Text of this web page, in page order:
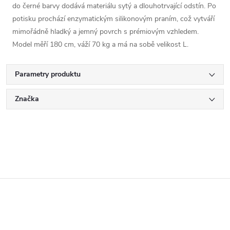
do černé barvy dodává materiálu sytý a dlouhotrvající odstín. Po
potisku prochází enzymatickým silikonovým praním, což vytváří
mimořádně hladký a jemný povrch s prémiovým vzhledem.
Model měří 180 cm, váží 70 kg a má na sobě velikost L.
Parametry produktu
Značka